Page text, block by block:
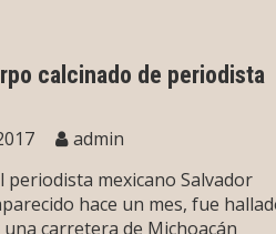
calcinado de periodista
admin
periodista mexicano Salvador
hace un mes, fue
una carretera de Michoacán